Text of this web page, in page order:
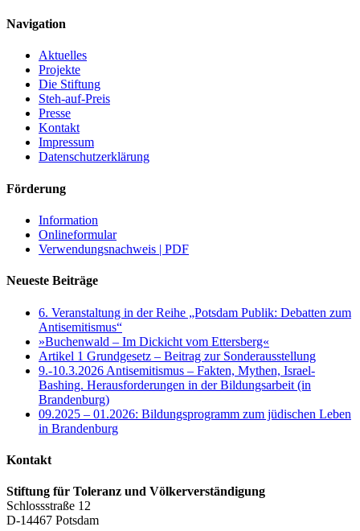
Navigation
Aktuelles
Projekte
Die Stiftung
Steh-auf-Preis
Presse
Kontakt
Impressum
Datenschutzerklärung
Förderung
Information
Onlineformular
Verwendungsnachweis | PDF
Neueste Beiträge
6. Veranstaltung in der Reihe „Potsdam Publik: Debatten zum
Antisemitismus“
»Buchenwald – Im Dickicht vom Ettersberg«
Artikel 1 Grundgesetz – Beitrag zur Sonderausstellung
9.-10.3.2026 Antisemitismus – Fakten, Mythen, Israel-
Bashing. Herausforderungen in der Bildungsarbeit (in
Brandenburg)
09.2025 – 01.2026: Bildungsprogramm zum jüdischen Leben
in Brandenburg
Kontakt
Stiftung für Toleranz und Völkerverständigung
Schlossstraße 12
D-14467 Potsdam